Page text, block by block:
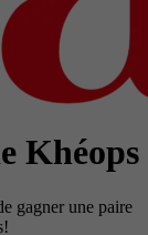
Khéops
gagner une paire